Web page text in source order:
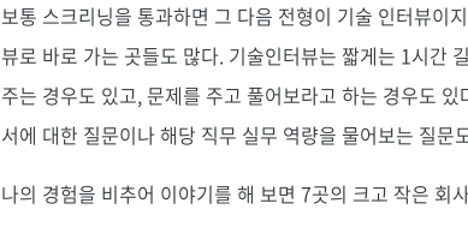
보통 스크리닝을 통과하면 그 다음 전형이 기술 인터뷰이
뷰로 바로 가는 곳들도 많다. 기술인터뷰는 짧게는 1시간
주는 경우도 있고, 문제를 주고 풀어보라고 하는 경우도
서에 대한 질문이나 해당 직무 실무 역량을 물어보는 질문
나의 경험을 비추어 이야기를 해 보면 7곳의 크고 작은 회